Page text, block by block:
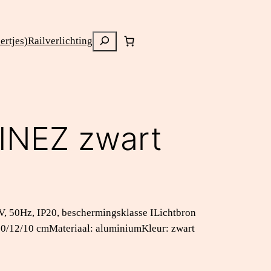
RailverlichtingZoeken
zwart
50Hz, IP20, beschermingsklasse ILichtbron
12/10 cmMateriaal: aluminiumKleur: zwart